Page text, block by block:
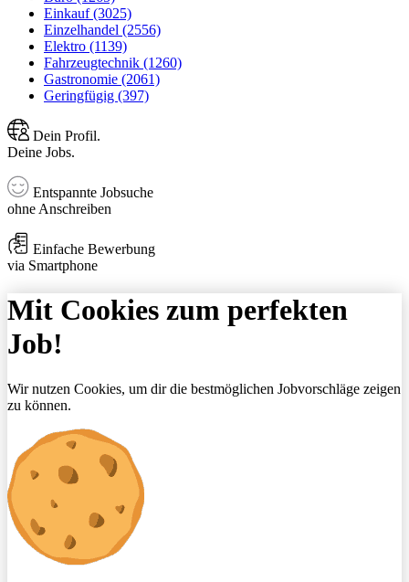
Einkauf (3025)
Einzelhandel (2556)
Elektro (1139)
Fahrzeugtechnik (1260)
Gastronomie (2061)
Geringfügig (397)
Dein Profil.
Deine Jobs.
Entspannte Jobsuche
ohne Anschreiben
Einfache Bewerbung
via Smartphone
Mit Cookies zum perfekten
Job!
Wir nutzen Cookies, um dir die bestmöglichen Jobvorschläge zeigen
zu können.